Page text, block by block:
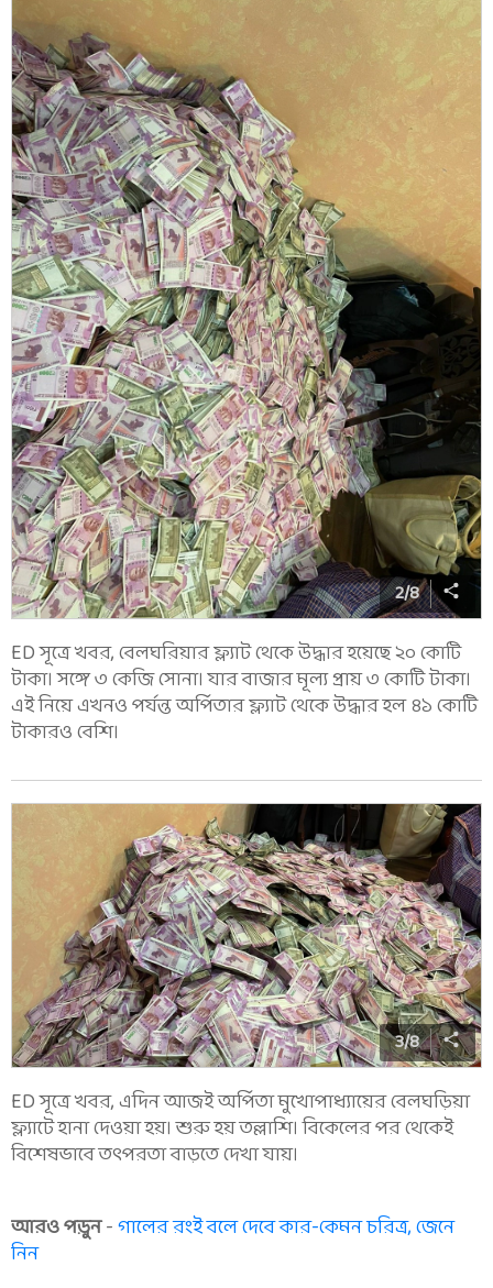
2/8
ED সূত্রে খবর, বেলঘরিয়ার ফ্ল্যাট থেকে উদ্ধার হয়েছে ২০ কোটি
টাকা। সঙ্গে ৩ কেজি সোনা। যার বাজার মূল্য প্রায় ৩ কোটি টাকা।
এই নিয়ে এখনও পর্যন্ত অর্পিতার ফ্ল্যাট থেকে উদ্ধার হল ৪১ কোটি
টাকারও বেশি।
3/8
ED সূত্রে খবর, এদিন আজই অর্পিতা মুখোপাধ্যায়ের বেলঘড়িয়া
ফ্ল্যাটে হানা দেওয়া হয়। শুরু হয় তল্লাশি। বিকেলের পর থেকেই
বিশেষভাবে তৎপরতা বাড়তে দেখা যায়।
আরও পড়ুন-গালের রংই বলে দেবে কার-কেমন চরিত্র, জেনে
নিন